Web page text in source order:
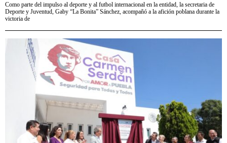
Como parte del impulso al deporte y al futbol internacional en la entidad, la secretaria de
Deporte y Juventud, Gaby “La Bonita” Sánchez, acompañó a la afición poblana durante la
victoria de